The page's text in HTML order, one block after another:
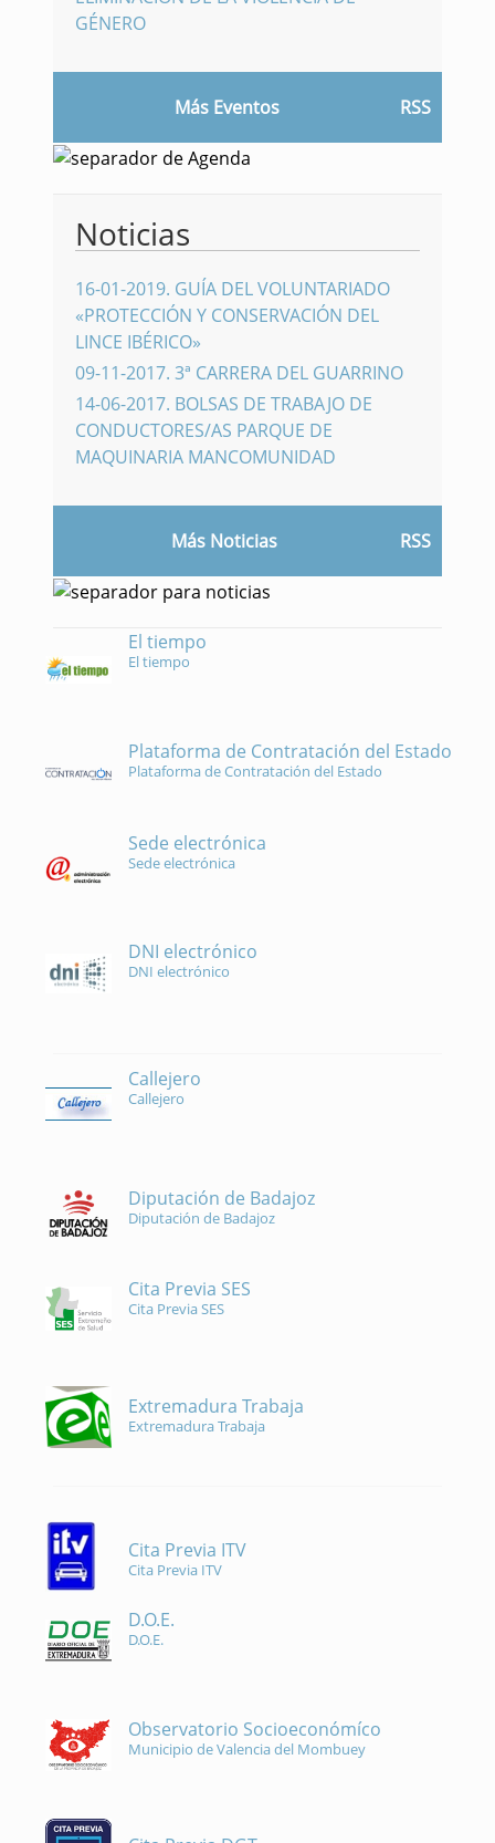
GÉNERO
Más Eventos RSS
Noticias
16-01-2019. GUÍA DEL VOLUNTARIADO
«PROTECCIÓN Y CONSERVACIÓN DEL
LINCE IBÉRICO»
09-11-2017. 3ª CARRERA DEL GUARRINO
14-06-2017. BOLSAS DE TRABAJO DE
CONDUCTORES/AS PARQUE DE
MAQUINARIA MANCOMUNIDAD
Más Noticias RSS
El tiempo
El tiempo
Plataforma de Contratación del Estado
Plataforma de Contratación del Estado
Sede electrónica
Sede electrónica
DNI electrónico
DNI electrónico
Callejero
Callejero
Diputación de Badajoz
Diputación de Badajoz
Cita Previa SES
Cita Previa SES
Extremadura Trabaja
Extremadura Trabaja
Cita Previa ITV
Cita Previa ITV
D.O.E.
D.O.E.
Observatorio Socioeconómíco
Municipio de Valencia del Mombuey